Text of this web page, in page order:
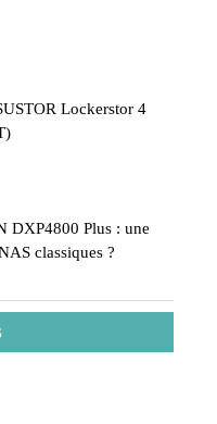
Lockerstor 4
DXP4800 Plus : une
classiques ?